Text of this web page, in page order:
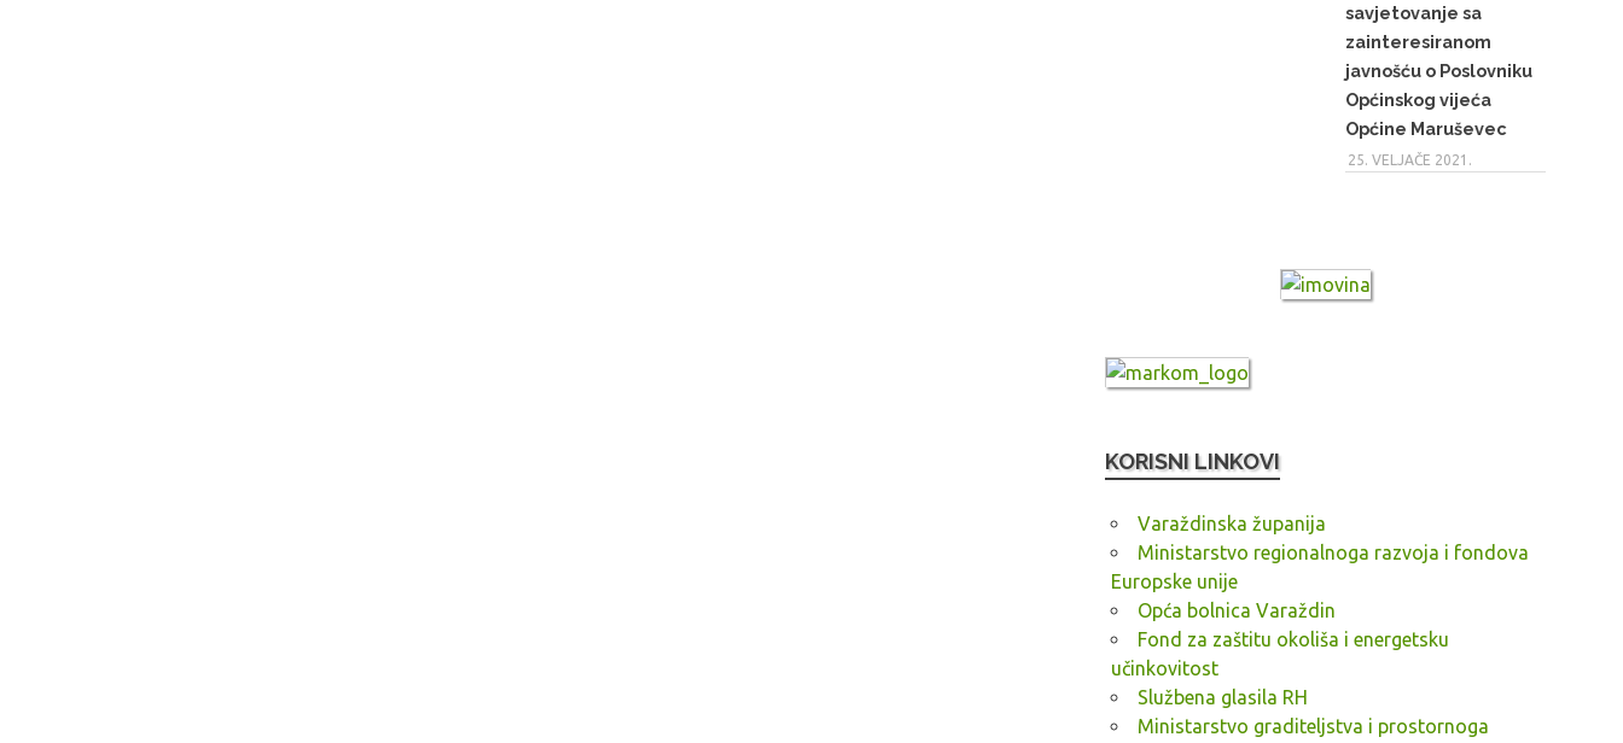
savjetovanje sa
zainteresiranom
javnošću o Poslovniku
Općinskog vijeća
Općine Maruševec
25. VELJAČE 2021.
KORISNI LINKOVI
Varaždinska županija
Ministarstvo regionalnoga razvoja i fondova
Europske unije
Opća bolnica Varaždin
Fond za zaštitu okoliša i energetsku
učinkovitost
Službena glasila RH
Ministarstvo graditeljstva i prostornoga